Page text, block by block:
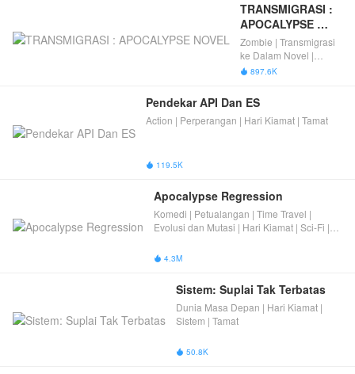
TRANSMIGRASI :
APOCALYPSE
NOVEL
Zombie | Transmigrasi
ke Dalam Novel |
Romansa | Hari Kiamat
Tamat
 897.6K
Pendekar API Dan ES
Action | Perperangan | Hari Kiamat | Tamat
 119.5K
Apocalypse Regression
Komedi | Petualangan | Time Travel |
Evolusi dan Mutasi | Hari Kiamat | Sci-Fi |
 4.3M
Sistem: Suplai Tak Terbatas
Dunia Masa Depan | Hari Kiamat |
Sistem | Tamat
 50.8K